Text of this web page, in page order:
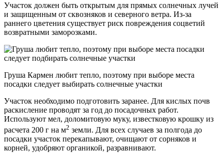
Участок должен быть открытым для прямых солнечных лучей
и защищенным от сквозняков и северного ветра. Из-за
раннего цветения существует риск повреждения соцветий
возвратными заморозками.
Груша Кармен любит тепло, поэтому при выборе места
посадки следует выбирать солнечные участки
Участок необходимо подготовить заранее. Для кислых почв
раскисление проводят за год до посадочных работ.
Используют мел, доломитовую муку, известковую крошку из
расчета 200 г на м2 земли. Для всех случаев за полгода до
посадки участок перекапывают, очищают от сорняков и
корней, удобряют органикой, разравнивают.